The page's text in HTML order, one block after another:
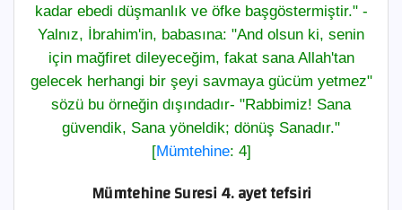
kadar ebedi düşmanlık ve öfke başgöstermiştir." -
Yalnız, İbrahim'in, babasına: "And olsun ki, senin
için mağfiret dileyeceğim, fakat sana Allah'tan
gelecek herhangi bir şeyi savmaya gücüm yetmez"
sözü bu örneğin dışındadır- "Rabbimiz! Sana
güvendik, Sana yöneldik; dönüş Sanadır."
[Mümtehine: 4]
Mümtehine Suresi 4. ayet tefsiri